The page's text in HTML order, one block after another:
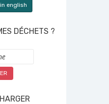
english
DÉCHETS ?